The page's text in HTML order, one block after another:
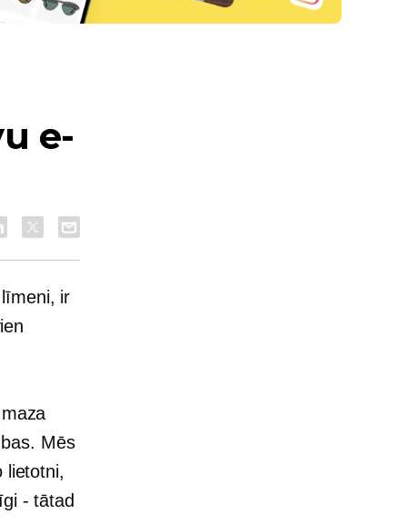
e-
ir
Mēs
lietotni,
- tātad